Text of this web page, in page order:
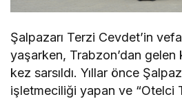
Şalpazarı Terzi Cevdet’in
yaşarken, Trabzon’dan
kez sarsıldı. Yıllar önce
işletmeciliği yapan ve “Otelci